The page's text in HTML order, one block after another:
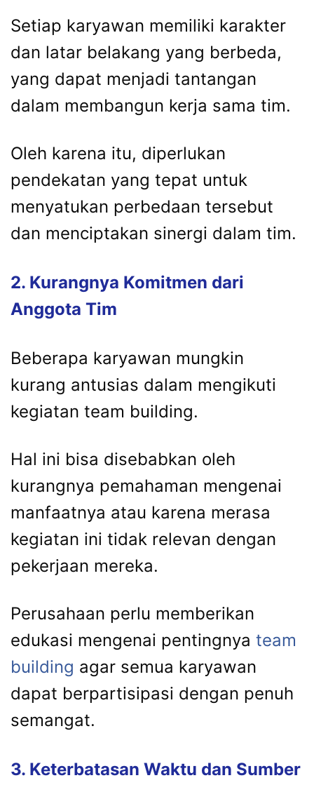
Setiap karyawan memiliki karakter
dan latar belakang yang berbeda,
yang dapat menjadi tantangan
dalam membangun kerja sama tim.
Oleh karena itu, diperlukan
pendekatan yang tepat untuk
menyatukan perbedaan tersebut
dan menciptakan sinergi dalam tim.
2. Kurangnya Komitmen dari
Anggota Tim
Beberapa karyawan mungkin
kurang antusias dalam mengikuti
kegiatan team building.
Hal ini bisa disebabkan oleh
kurangnya pemahaman mengenai
manfaatnya atau karena merasa
kegiatan ini tidak relevan dengan
pekerjaan mereka.
Perusahaan perlu memberikan
edukasi mengenai pentingnya team
building agar semua karyawan
dapat berpartisipasi dengan penuh
semangat.
3. Keterbatasan Waktu dan Sumber